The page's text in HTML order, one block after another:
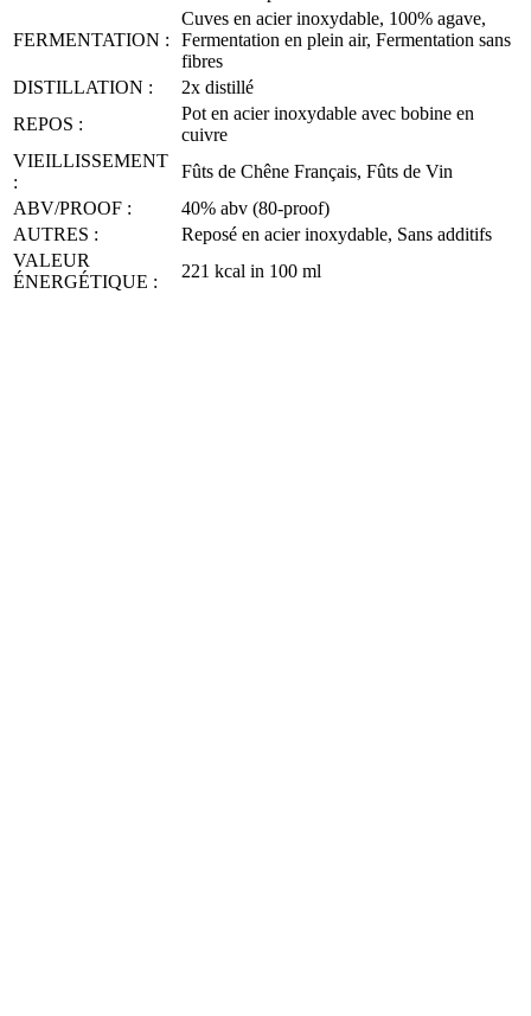
FERMENTATION :
Cuves en acier inoxydable, 100% agave,
Fermentation en plein air, Fermentation sans
fibres
DISTILLATION :
2x distillé
REPOS :
Pot en acier inoxydable avec bobine en
cuivre
VIEILLISSEMENT
:
Fûts de Chêne Français, Fûts de Vin
ABV/PROOF :
40% abv (80-proof)
AUTRES :
Reposé en acier inoxydable, Sans additifs
VALEUR
ÉNERGÉTIQUE :
221 kcal in 100 ml